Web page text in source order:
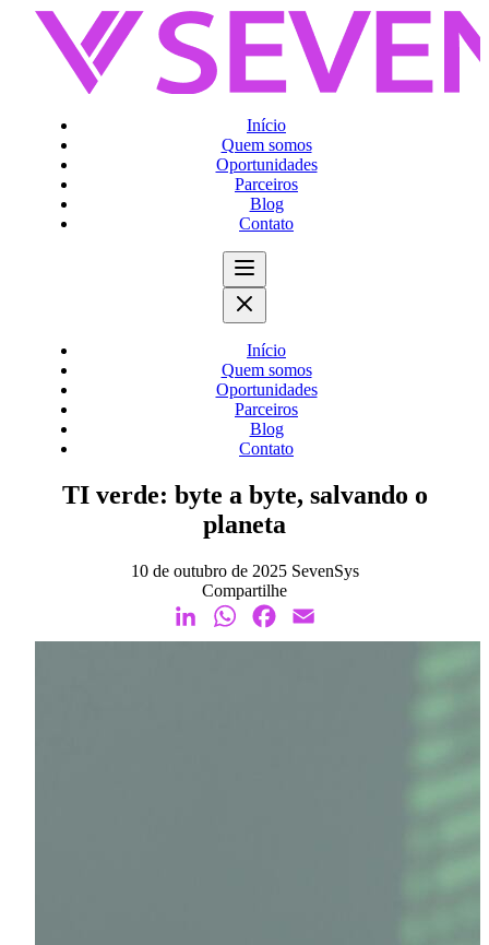
Início
Quem somos
Oportunidades
Parceiros
Blog
Contato
Início
Quem somos
Oportunidades
Parceiros
Blog
Contato
TI verde: byte a byte, salvando o
planeta
10 de outubro de 2025 SevenSys
Compartilhe
LinkedInWhatsAppFacebook